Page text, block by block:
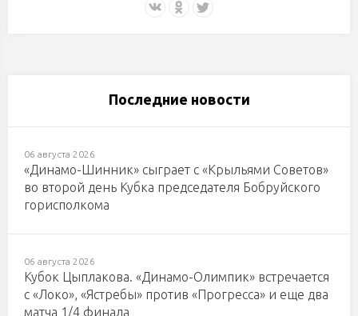
Последние новости
06 августа 2026
«Динамо-Шинник» сыграет с «Крыльями Советов»
во второй день Кубка председателя Бобруйского
горисполкома
06 августа 2026
Кубок Цыплакова. «Динамо-Олимпик» встречается
с «Локо», «Ястребы» против «Прогресса» и еще два
матча 1/4 финала